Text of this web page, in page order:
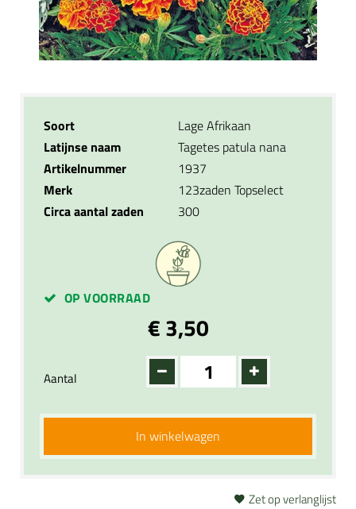
Soort
Lage Afrikaan
Latijnse naam
Tagetes patula nana
Artikelnummer
1937
Merk
123zaden Topselect
Circa aantal zaden
300
OP VOORRAAD
€ 3,50
Aantal
In winkelwagen
Zet op verlanglijst